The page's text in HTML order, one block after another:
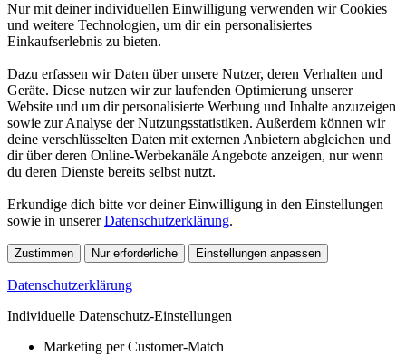
Nur mit deiner individuellen Einwilligung verwenden wir Cookies
und weitere Technologien, um dir ein personalisiertes
Einkaufserlebnis zu bieten.
Dazu erfassen wir Daten über unsere Nutzer, deren Verhalten und
Geräte. Diese nutzen wir zur laufenden Optimierung unserer
Website und um dir personalisierte Werbung und Inhalte anzuzeigen
sowie zur Analyse der Nutzungsstatistiken. Außerdem können wir
deine verschlüsselten Daten mit externen Anbietern abgleichen und
dir über deren Online-Werbekanäle Angebote anzeigen, nur wenn
du deren Dienste bereits selbst nutzt.
Erkundige dich bitte vor deiner Einwilligung in den Einstellungen
sowie in unsererDatenschutzerklärung.
Zustimmen Nur erforderliche Einstellungen anpassen
Datenschutzerklärung
Individuelle Datenschutz-Einstellungen
Marketing per Customer-Match